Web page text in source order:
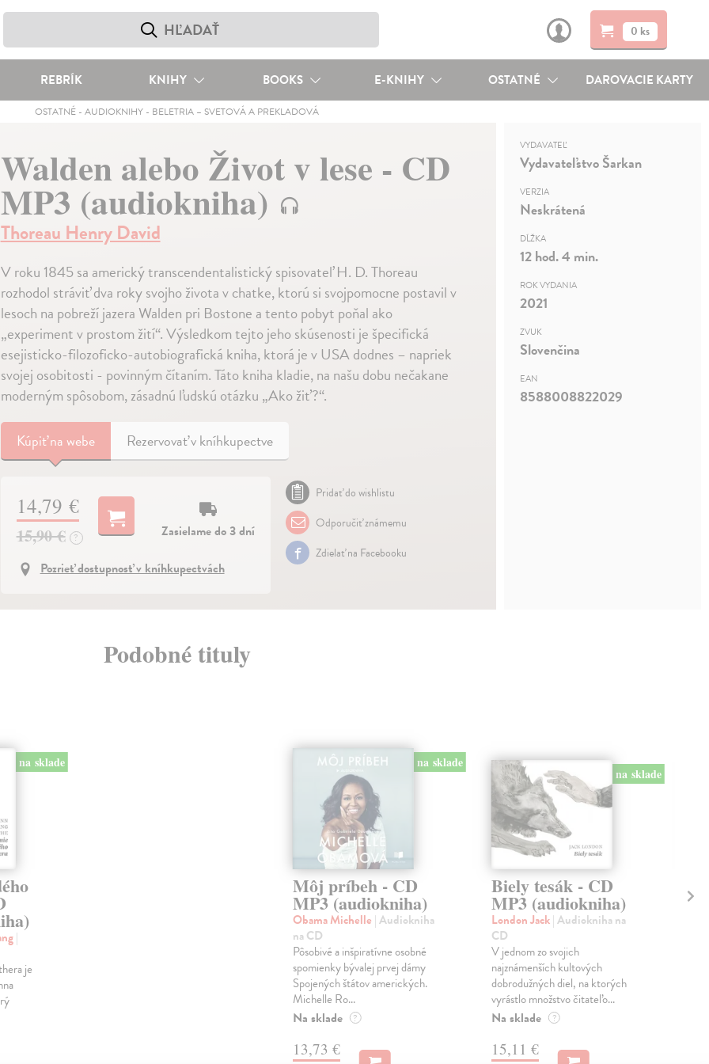
0 ks
REBRÍK KNIHY BOOKS E-KNIHY OSTATNÉ DAROVACIE KARTY
OSTATNÉ -AUDIOKNIHY - BELETRIA – SVETOVÁ A PREKLADOVÁ
Walden alebo Život v lese - CD
MP3 (audiokniha)
Thoreau Henry David
V roku 1845 sa americký transcendentalistický spisovateľ H. D. Thoreau
rozhodol stráviť dva roky svojho života v chatke, ktorú si svojpomocne postavil v
lesoch na pobreží jazera Walden pri Bostone a tento pobyt poňal ako
„experiment v prostom žití“. Výsledkom tejto jeho skúsenosti je špecifická
esejisticko-filozoficko-autobiografická kniha, ktorá je v USA dodnes – napriek
svojej osobitosti - povinným čítaním. Táto kniha kladie, na našu dobu nečakane
moderným spôsobom, zásadnú ľudskú otázku „Ako žiť?“.
Kúpiťna webe Rezervovať v kníhkupectve
14,79 €
15,90 € ?
Zasielame do 3 dní
Pozrieť dostupnosť v kníhkupectvách
Pridať do wishlistu
Odporučiť známemu
Zdielať na Facebooku
VYDAVATEĽ
Vydavateľstvo Šarkan
VERZIA
Neskrátená
DĹŽKA
12 hod. 4 min.
ROK VYDANIA
2021
ZVUK
Slovenčina
EAN
8588008822029
Podobné tituly
na sklade
|
je
na sklade
Môj príbeh - CD
MP3 (audiokniha)
Obama Michelle | Audiokniha
na CD
Pôsobivé a inšpiratívne osobné
spomienky bývalej prvej dámy
Spojených štátov amerických.
Michelle Ro...
Na sklade ?
13,73 €
na sklade
Biely tesák - CD
MP3 (audiokniha)
London Jack| Audiokniha na
CD
V jednom zo svojich
najznámenších kultových
dobrodužných diel, na ktorých
vyrástlo množstvo čitateľo...
Na sklade ?
15,11 €